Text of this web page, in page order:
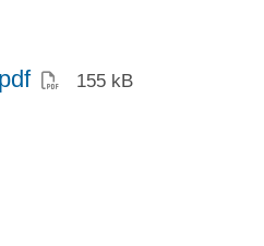
(PDF)155 kB